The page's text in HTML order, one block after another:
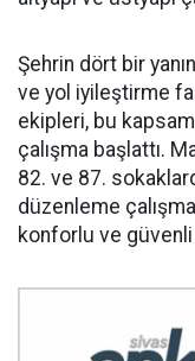
Şehrin dört bir
ve yol iyileştirme
ekipleri, bu
çalışma başlattı.
82. ve 87.
düzenleme
konforlu ve